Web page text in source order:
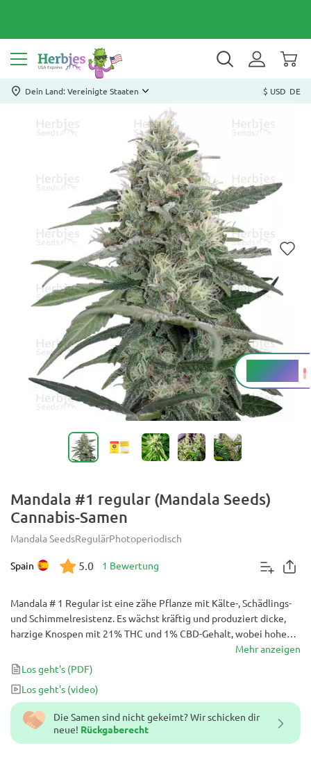
Dein Land: Vereinigte Staaten $ USD DE
18 - 21 %
THC
Mandala #1 regular (Mandala Seeds)
Cannabis-Samen
Mandala SeedsRegulärPhotoperiodisch
Spain 5.0 1 Bewertung
Die Samen sind nicht gekeimt? Wir schicken dir
neue! Rückgaberecht
Mandala # 1 Regular ist eine zähe Pflanze mit Kälte-, Schädlings-
und Schimmelresistenz. Es wächst kräftig und produziert dicke,
harzige Knospen mit 21% THC und 1% CBD-Gehalt, wobei hohe
und Steineffekte gemischt werden. Hohe Erträge von 1200 g / pro
Pflanze lassen keine andere Wahl, als sie zu kaufen.
Mehr anzeigen
Los geht's (PDF)
Los geht's (video)